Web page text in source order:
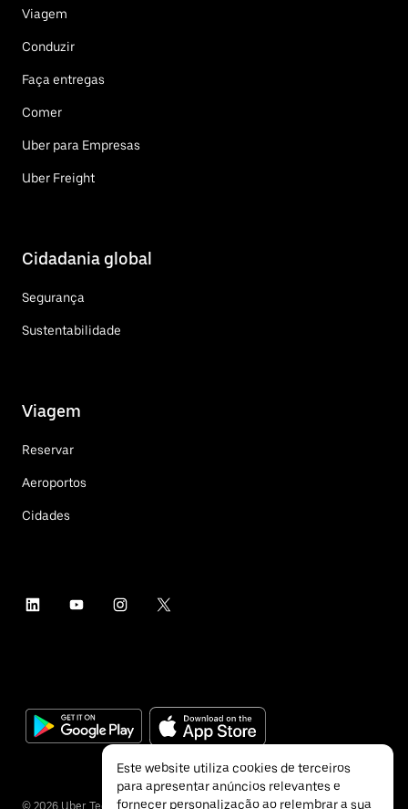
Viagem
Conduzir
Faça entregas
Comer
Uber para Empresas
Uber Freight
Cidadania global
Segurança
Sustentabilidade
Viagem
Reservar
Aeroportos
Cidades
© 2026 Uber Technologies Inc.
Este website utiliza cookies de terceiros
para apresentar anúncios relevantes e
fornecer personalização ao relembrar a sua